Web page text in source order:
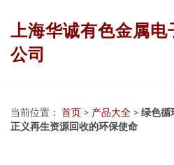
上海华诚有色金属电
公司
当前位置： 首页 > 产品大全 > 绿色循
正义再生资源回收的环保使命